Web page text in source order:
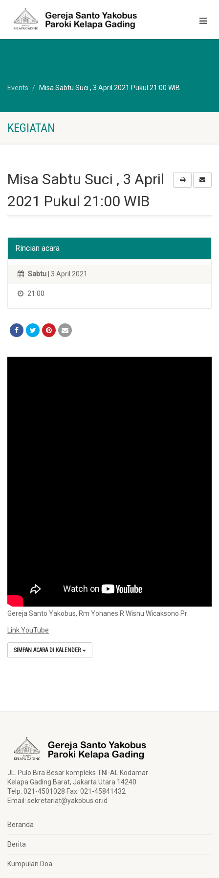
Events Misa Sabtu Suci , 3 April 2021 Pukul 21:00 WIB
KEGIATAN
Misa Sabtu Suci , 3 April
2021 Pukul 21:00 WIB
Rincian acara
Sabtu | 3 April 2021
21:00
Gereja Santo Yakobus, Rm Yohanes R Wisnu Wicaksono Pr
Link YouTube
SIMPAN ACARA DI KALENDER
JL. Pulo Bira Besar kompleks TNI-AL Kodamar
Kelapa Gading Barat, Jakarta Utara 14240
Telp. 021-4501028 Fax. 021-45841432
Email: sekretariat@yakobus.or.id
Beranda
Berita
Kumpulan Doa